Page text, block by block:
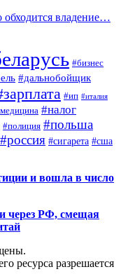
обходится владение…
#бизнес
#дальнобойщик
#ип #италия
#налог
#полиция #польша
#россия #сигарета #сша
и вошла в число
через РФ, смещая
ресурса разрешается